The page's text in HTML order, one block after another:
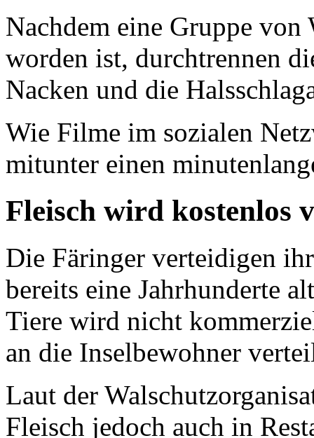
Nachdem eine Gruppe
worden ist, durchtrennen
Nacken und die
Wie Filme im sozialen
mitunter einen
Fleisch wird kostenlos
Die Färinger verteidigen
bereits eine Jahrhunderte
Tiere wird nicht
an die Inselbewohner
Laut der
Fleisch jedoch auch in